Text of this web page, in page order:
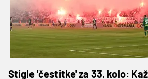
Stigle 'čestitke' za 33. kolo: